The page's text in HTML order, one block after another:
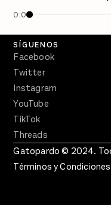
0:00
Crecer en Distopía
SÍGUENOS
Facebook
Twitter
Instagram
YouTube
TikTok
Threads
Gatopardo © 2024.
Términos y Condiciones